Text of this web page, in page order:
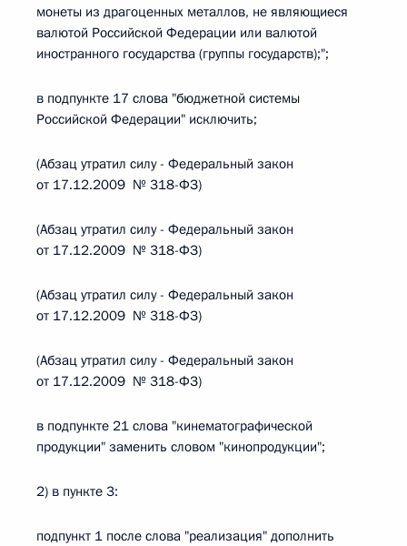
монеты из драгоценных металлов, не являющиеся
валютой Российской Федерации или валютой
иностранного государства (группы государств);";
в подпункте 17 слова "бюджетной системы
Российской Федерации" исключить;
(Абзац утратил силу - Федеральный закон
от 17.12.2009 № 318-ФЗ)
(Абзац утратил силу - Федеральный закон
от 17.12.2009 № 318-ФЗ)
(Абзац утратил силу - Федеральный закон
от 17.12.2009 № 318-ФЗ)
(Абзац утратил силу - Федеральный закон
от 17.12.2009 № 318-ФЗ)
в подпункте 21 слова "кинематографической
продукции" заменить словом "кинопродукции";
2) в пункте 3:
подпункт 1 после слова "реализация" дополнить